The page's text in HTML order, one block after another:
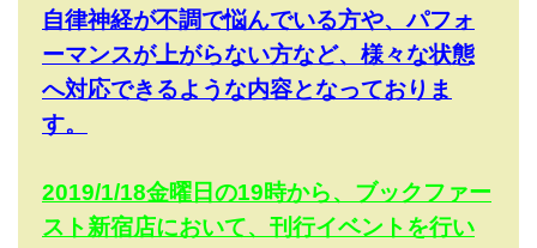
自律神経が不調で悩んでいる方や、パフォ
ーマンスが上がらない方など、様々な状態
へ対応できるような内容となっておりま
す。
2019/1/18金曜日の19時から、ブックファー
スト新宿店において、刊行イベントを行い